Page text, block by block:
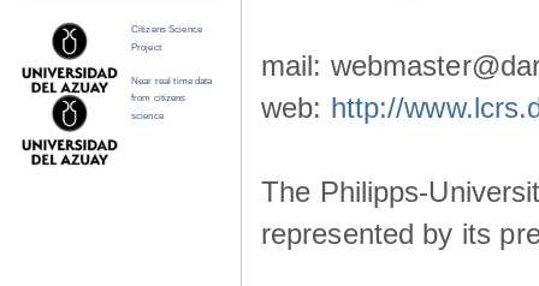
mail:
web: http://
The Philipps-
represented by its
Citizens Science
Project
Near real time data
from citizens
science